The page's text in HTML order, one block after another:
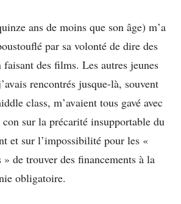
ans de moins que son âge) m’a
par sa volonté de dire des
faisant des films. Les autres jeunes
rencontrés jusque-là, souvent
class, m’avaient tous gavé avec
sur la précarité insupportable du
et sur l’impossibilité pour les «
» de trouver des financements à la
obligatoire.